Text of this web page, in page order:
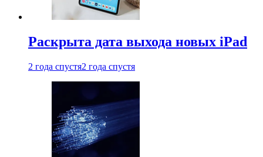
Раскрыта дата выхода новых iPad
2 года спустя2 года спустя